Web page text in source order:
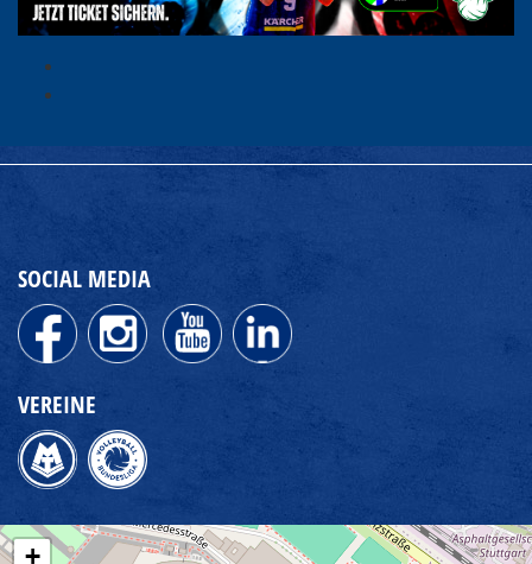
SOCIAL MEDIA
VEREINE
+